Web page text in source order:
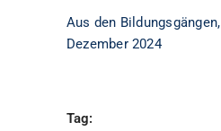
Aus den Bildungsgängen,
Dezember 2024
Tag: